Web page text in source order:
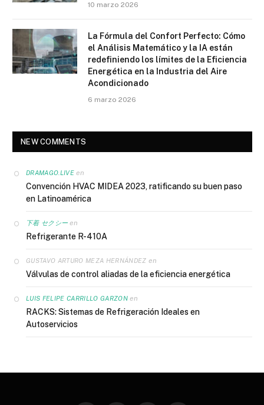
10 marzo 2026
La Fórmula del Confort Perfecto: Cómo
el Análisis Matemático y la IA están
redefiniendo los límites de la Eficiencia
Energética en la Industria del Aire
Acondicionado
6 marzo 2026
NEW COMMENTS
DRAMAGO.LIVEen
Convención HVAC MIDEA 2023, ratificando su buen paso
en Latinoamérica
下着 セクシー en
Refrigerante R-410A
GUSTAVO ARTURO MEZA HERNÁNDEZ en
Válvulas de control aliadas de la eficiencia energética
LUIS FELIPE CARRILLO GARZONen
RACKS: Sistemas de Refrigeración Ideales en
Autoservicios